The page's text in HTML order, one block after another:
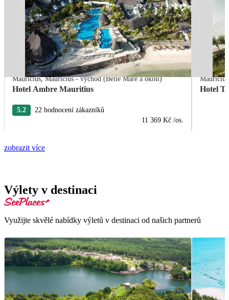
Mauricius,Mauricius - východ (Belle Mare a okolí)
Hotel Ambre Mauritius
5.2
22 hodnocení zákazníků
11 369 Kč /os.
Mauricius
Hotel
zobrazit více
Výlety v destinaci
Využijte skvělé nabídky výletů v destinaci od našich partnerů